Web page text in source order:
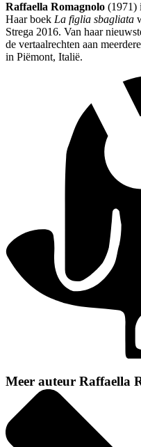
Raffaella Romagnolo (1971)
Haar boek La figlia sbagliata
Strega 2016. Van haar
de vertaalrechten aan
in Piëmont, Italië.
Meer auteur Raffaella